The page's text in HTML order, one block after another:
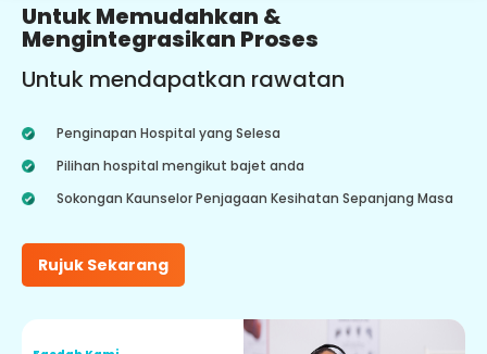
Untuk Memudahkan &
Mengintegrasikan Proses
Untuk mendapatkan rawatan
Penginapan Hospital yang Selesa
Pilihan hospital mengikut bajet anda
Sokongan Kaunselor Penjagaan Kesihatan Sepanjang Masa
Rujuk Sekarang